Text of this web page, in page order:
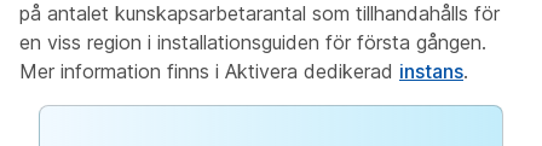
på antalet kunskapsarbetarantal som tillhandahålls för
en viss region i installationsguiden för första gången.
Mer information finns i Aktivera dedikerad instans.